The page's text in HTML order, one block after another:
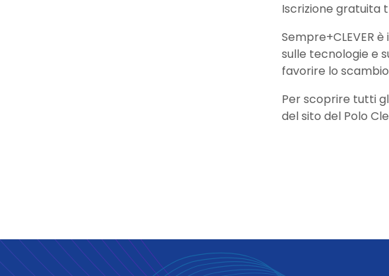
Iscrizione gratuita
Sempre+CLEVER
sulle tecnologie e
favorire lo
Per scoprire tutti
del sito del Polo